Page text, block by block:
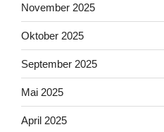
November 2025
Oktober 2025
September 2025
Mai 2025
April 2025